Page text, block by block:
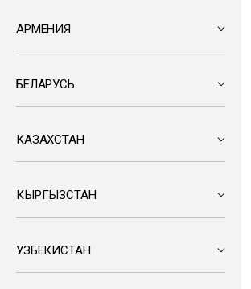
АРМЕНИЯ
БЕЛАРУСЬ
КАЗАХСТАН
КЫРГЫЗСТАН
УЗБЕКИСТАН